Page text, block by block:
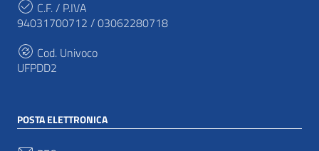
C.F. / P.IVA
94031700712 / 03062280718
Cod. Univoco
UFPDD2
POSTA ELETTRONICA